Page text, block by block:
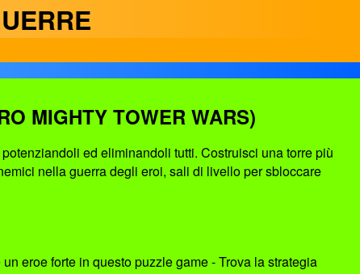
MIGHTY TOWER WARS)
ed eliminandoli tutti. Costruisci una torre più
nella guerra degli eroi, sali di livello per sbloccare
eroe forte in questo puzzle game - Trova la strategia